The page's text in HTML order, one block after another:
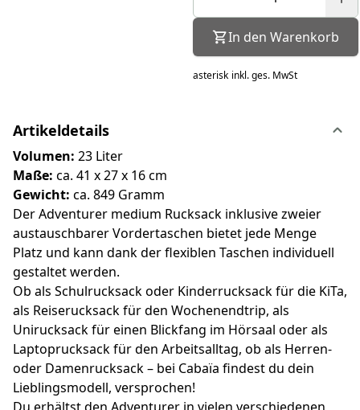
In den Warenkorb
asterisk inkl. ges. MwSt
Artikeldetails
Volumen: 23 Liter
Maße: ca. 41 x 27 x 16 cm
Gewicht: ca. 849 Gramm
Der Adventurer medium Rucksack inklusive zweier
austauschbarer Vordertaschen bietet jede Menge
Platz und kann dank der flexiblen Taschen individuell
gestaltet werden.
Ob als Schulrucksack oder Kinderrucksack für die KiTa,
als Reiserucksack für den Wochenendtrip, als
Unirucksack für einen Blickfang im Hörsaal oder als
Laptoprucksack für den Arbeitsalltag, ob als Herren-
oder Damenrucksack – bei Cabaïa findest du dein
Lieblingsmodell, versprochen!